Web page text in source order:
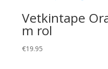
Vetkintape
m rol
€19.95